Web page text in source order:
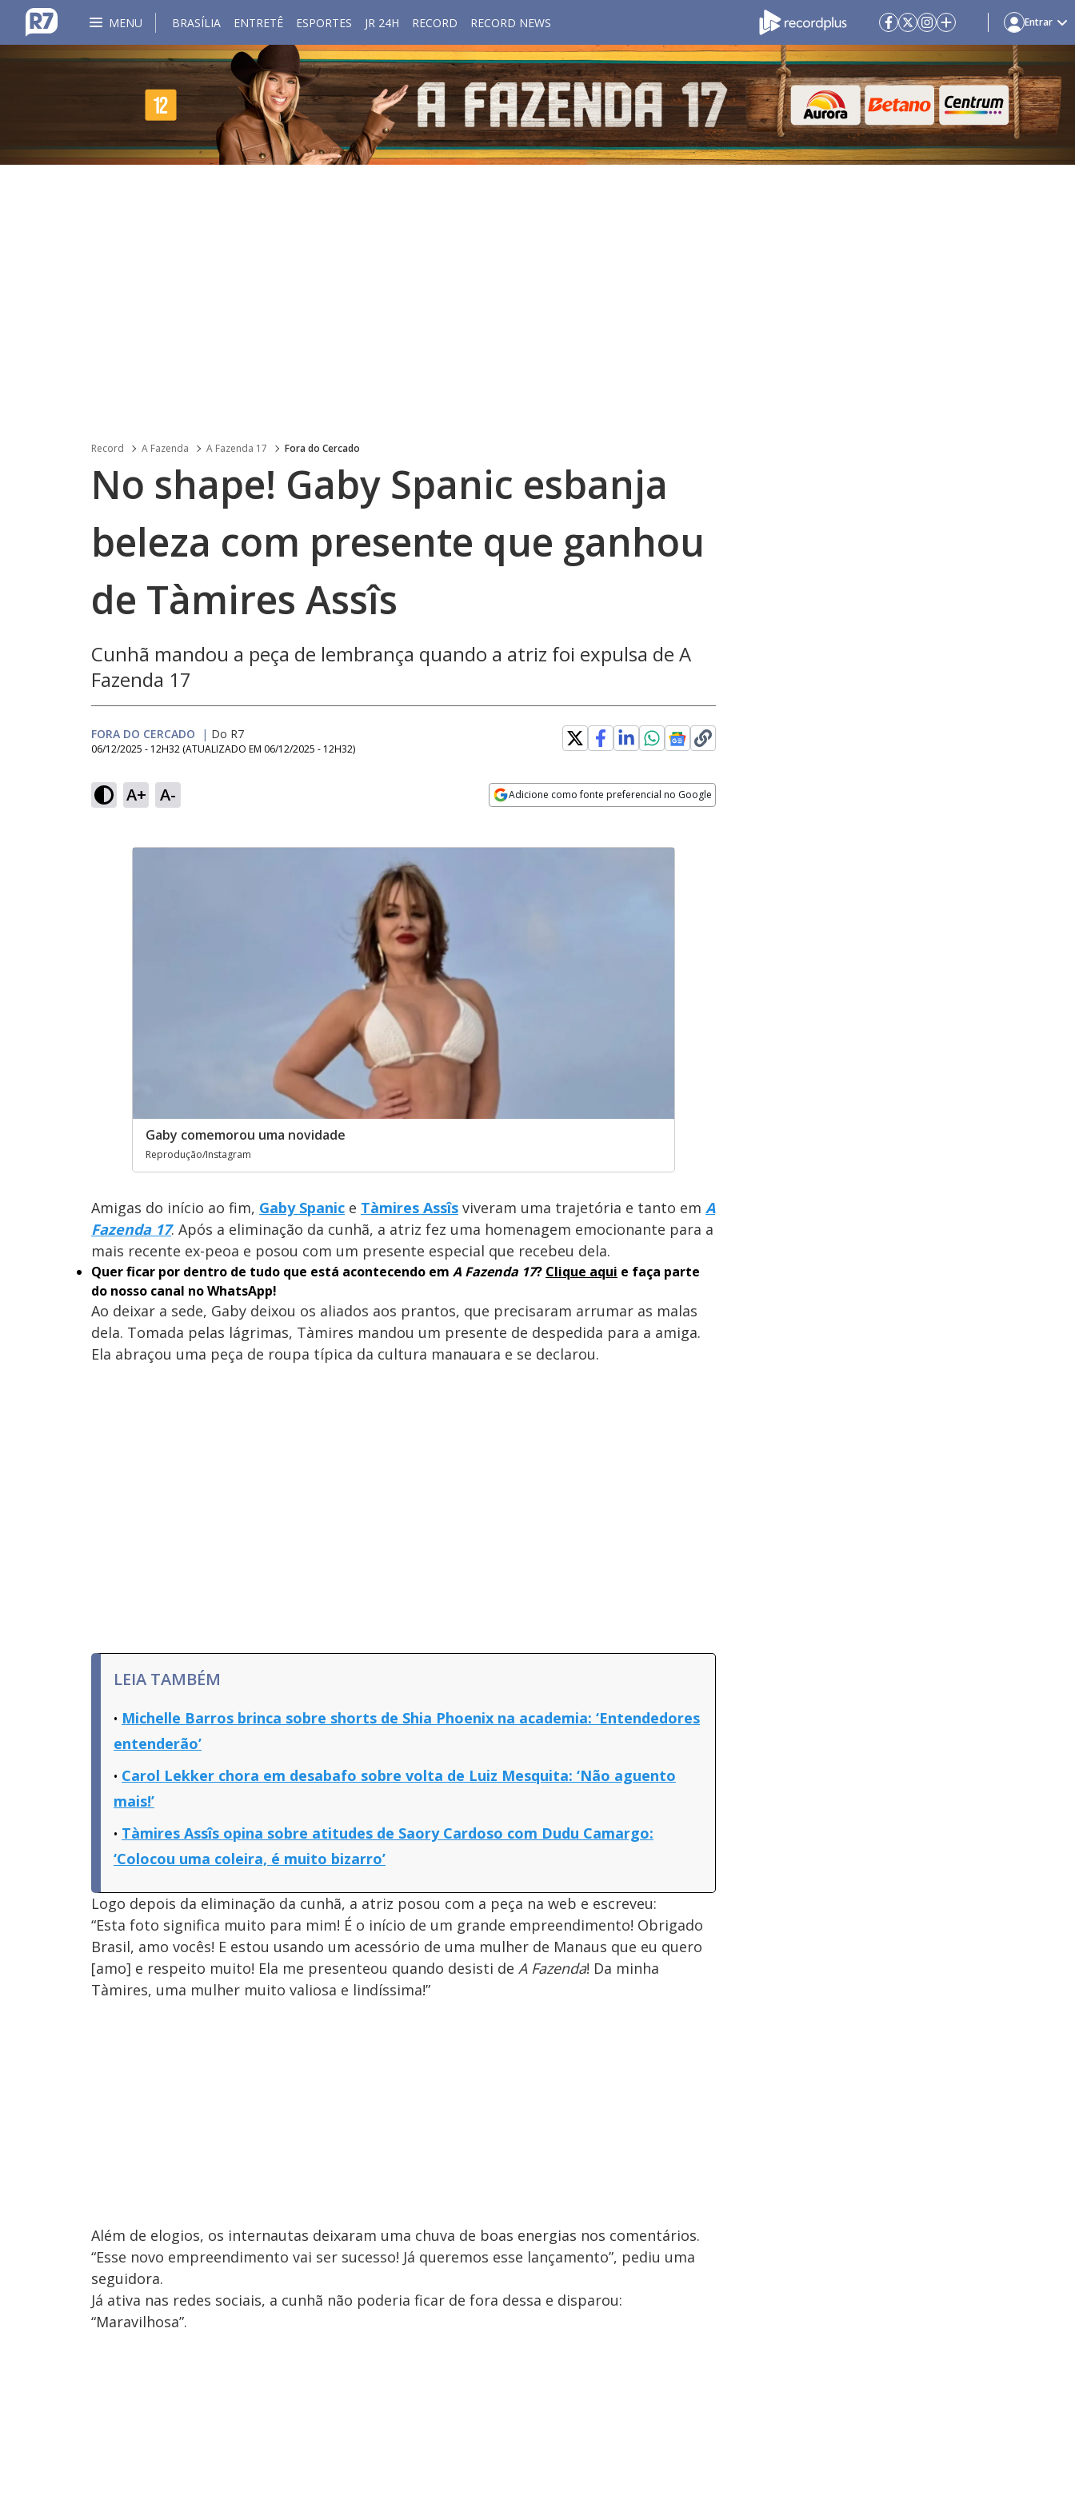
MENU BRASÍLIA ENTRETÊ ESPORTES JR 24H RECORD RECORD NEWS Entrar
Record A Fazenda A Fazenda 17 Fora do Cercado
No shape! Gaby Spanic esbanja
beleza com presente que ganhou
de Tàmires Assîs
Cunhã mandou a peça de lembrança quando a atriz foi expulsa de A
Fazenda 17
FORA DO CERCADO | Do R7
06/12/2025 - 12H32 (ATUALIZADO EM 06/12/2025 - 12H32)
A+ A- Adicione como fonte preferencial no Google
Gaby comemorou uma novidade
Reprodução/Instagram
Amigas do início ao fim, Gaby Spanic e Tàmires Assîs viveram uma trajetória e tanto em A
Fazenda 17. Após a eliminação da cunhã, a atriz fez uma homenagem emocionante para a
mais recente ex-peoa e posou com um presente especial que recebeu dela.
Quer ficar por dentro de tudo que está acontecendo em A Fazenda 17? Clique aqui e faça parte
do nosso canal no WhatsApp!
Ao deixar a sede, Gaby deixou os aliados aos prantos, que precisaram arrumar as malas
dela. Tomada pelas lágrimas, Tàmires mandou um presente de despedida para a amiga.
Ela abraçou uma peça de roupa típica da cultura manauara e se declarou.
LEIA TAMBÉM
Michelle Barros brinca sobre shorts de Shia Phoenix na academia: ‘Entendedores
entenderão’
Carol Lekker chora em desabafo sobre volta de Luiz Mesquita: ‘Não aguento
mais!’
Tàmires Assîs opina sobre atitudes de Saory Cardoso com Dudu Camargo:
‘Colocou uma coleira, é muito bizarro’
Logo depois da eliminação da cunhã, a atriz posou com a peça na web e escreveu:
“Esta foto significa muito para mim! É o início de um grande empreendimento! Obrigado
Brasil, amo vocês! E estou usando um acessório de uma mulher de Manaus que eu quero
[amo] e respeito muito! Ela me presenteou quando desisti de A Fazenda! Da minha
Tàmires, uma mulher muito valiosa e lindíssima!”
Além de elogios, os internautas deixaram uma chuva de boas energias nos comentários.
“Esse novo empreendimento vai ser sucesso! Já queremos esse lançamento”, pediu uma
seguidora.
Já ativa nas redes sociais, a cunhã não poderia ficar de fora dessa e disparou:
“Maravilhosa”.